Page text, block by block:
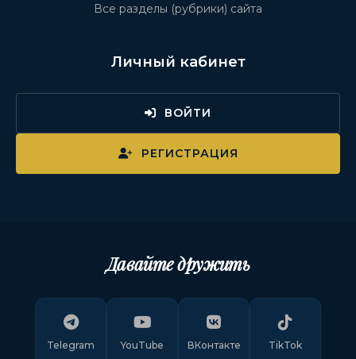
Все разделы (рубрики) сайта
Личный кабинет
ВОЙТИ
РЕГИСТРАЦИЯ
Давайте дружить
Telegram YouTube ВКонтакте TikTok